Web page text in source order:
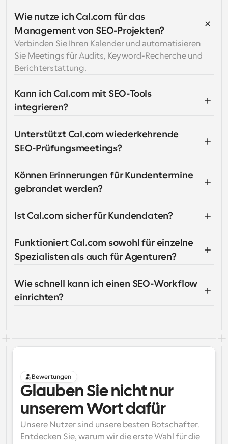
Wie nutze ich Cal.com für das
Management von SEO-Projekten?
Verbinden Sie Ihren Kalender und automatisieren
Sie Meetings für Audits, Keyword-Recherche und
Berichterstattung.
Kann ich Cal.com mit SEO-Tools
integrieren?
Unterstützt Cal.com wiederkehrende
SEO-Prüfungsmeetings?
Können Erinnerungen für Kundentermine
gebrandet werden?
Ist Cal.com sicher für Kundendaten?
Funktioniert Cal.com sowohl für einzelne
Spezialisten als auch für Agenturen?
Wie schnell kann ich einen SEO-Workflow
einrichten?
Bewertungen
Glauben Sie nicht nur
unserem Wort dafür
Unsere Nutzer sind unsere besten Botschafter.
Entdecken Sie, warum wir die erste Wahl für die